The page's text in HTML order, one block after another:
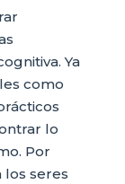
Ya
como
lo
Por
seres